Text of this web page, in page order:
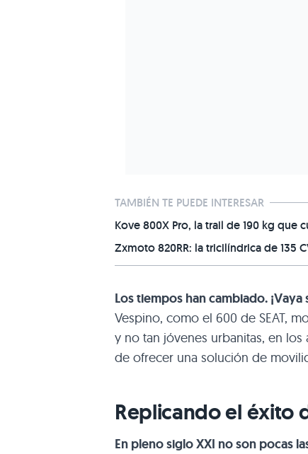
TAMBIÉN TE PUEDE INTERESAR
Kove 800X Pro, la trail de 190 kg que
Zxmoto 820RR: la tricilíndrica de 135
Los tiempos han cambiado. ¡Vaya
Vespino, como el 600 de SEAT,
y no tan jóvenes urbanitas, en los
de ofrecer una solución de
Replicando el éxito
En pleno siglo XXI no son pocas